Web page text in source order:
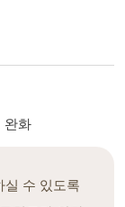
완화
실 수 있도록